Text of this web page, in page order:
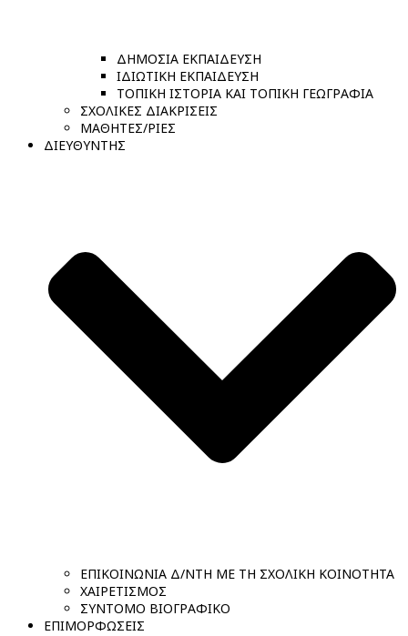
ΔΗΜΟΣΙΑ ΕΚΠΑΙΔΕΥΣΗ
ΙΔΙΩΤΙΚΗ ΕΚΠΑΙΔΕΥΣΗ
ΤΟΠΙΚΗ ΙΣΤΟΡΙΑ ΚΑΙ ΤΟΠΙΚΗ ΓΕΩΓΡΑΦΙΑ
ΣΧΟΛΙΚΕΣ ΔΙΑΚΡΙΣΕΙΣ
ΜΑΘΗΤΕΣ/ΡΙΕΣ
ΔΙΕΥΘΥΝΤΗΣ
ΕΠΙΚΟΙΝΩΝΙΑ Δ/ΝΤΗ ΜΕ ΤΗ ΣΧΟΛΙΚΗ ΚΟΙΝΟΤΗΤΑ
ΧΑΙΡΕΤΙΣΜΟΣ
ΣΥΝΤΟΜΟ ΒΙΟΓΡΑΦΙΚΟ
ΕΠΙΜΟΡΦΩΣΕΙΣ